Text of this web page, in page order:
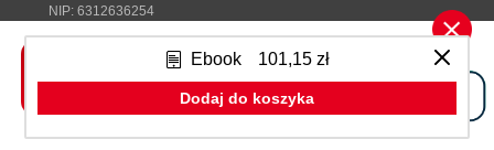
Where to Manufacture?
Supply Chain Management
Importing from Foreign Manufacturers
What to Look for During Manufacturing
Certification
Packaging
Ebook 101,15 zł
Dodaj do koszyka
Tonik.pl
NIP: 6312636254